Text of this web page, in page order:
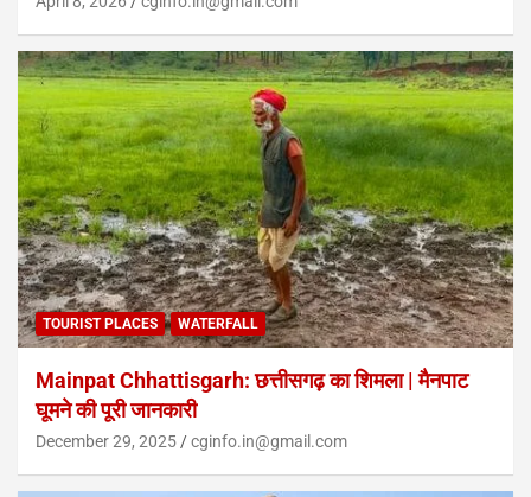
TOURIST PLACES WATERFALL
Mainpat Chhattisgarh: छत्तीसगढ़ का शिमला | मैनपाट
घूमने की पूरी जानकारी
December 29, 2025 cginfo.in@gmail.com